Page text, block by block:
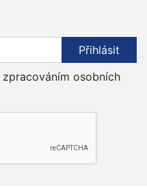
Přihlásit
osobních